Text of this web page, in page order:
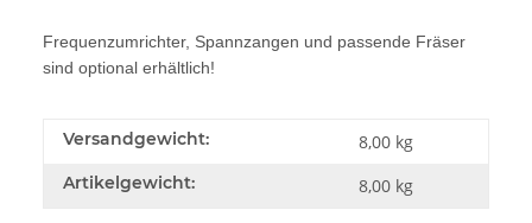
Frequenzumrichter, Spannzangen und passende Fräser
sind optional erhältlich!
Versandgewicht: 8,00 kg
Artikelgewicht: 8,00 kg